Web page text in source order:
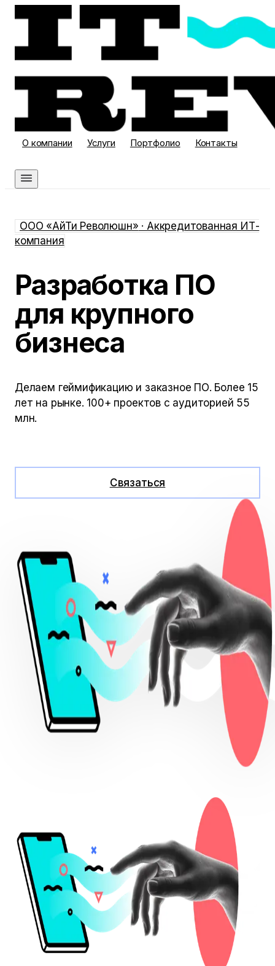
О компании Услуги Портфолио Контакты
ООО «АйТи Революшн» · Аккредитованная ИТ-
компания
Разработка ПО
для крупного
бизнеса
Делаем геймификацию и заказное ПО. Более 15
лет на рынке. 100+ проектов с аудиторией 55
млн.
Связаться